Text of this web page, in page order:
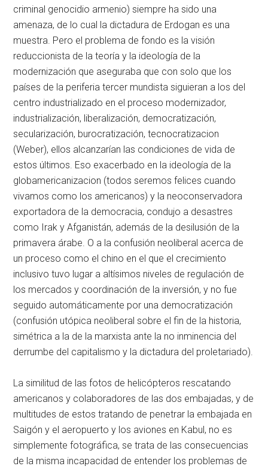
criminal genocidio armenio) siempre ha sido una
amenaza, de lo cual la dictadura de Erdogan es una
muestra. Pero el problema de fondo es la visión
reduccionista de la teoría y la ideología de la
modernización que aseguraba que con solo que los
países de la periferia tercer mundista siguieran a los del
centro industrializado en el proceso modernizador,
industrialización, liberalización, democratización,
secularización, burocratización, tecnocratizacion
(Weber), ellos alcanzarían las condiciones de vida de
estos últimos. Eso exacerbado en la ideología de la
globamericanizacion (todos seremos felices cuando
vivamos como los americanos) y la neoconservadora
exportadora de la democracia, condujo a desastres
como Irak y Afganistán, además de la desilusión de la
primavera árabe. O a la confusión neoliberal acerca de
un proceso como el chino en el que el crecimiento
inclusivo tuvo lugar a altísimos niveles de regulación de
los mercados y coordinación de la inversión, y no fue
seguido automáticamente por una democratización
(confusión utópica neoliberal sobre el fin de la historia,
simétrica a la de la marxista ante la no inminencia del
derrumbe del capitalismo y la dictadura del proletariado).
La similitud de las fotos de helicópteros rescatando
americanos y colaboradores de las dos embajadas, y de
multitudes de estos tratando de penetrar la embajada en
Saigón y el aeropuerto y los aviones en Kabul, no es
simplemente fotográfica, se trata de las consecuencias
de la misma incapacidad de entender los problemas de